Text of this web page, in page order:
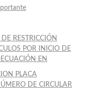
RESTRICCIÓN
POR INICIO DE
EN
PLACA
DE CIRCULAR